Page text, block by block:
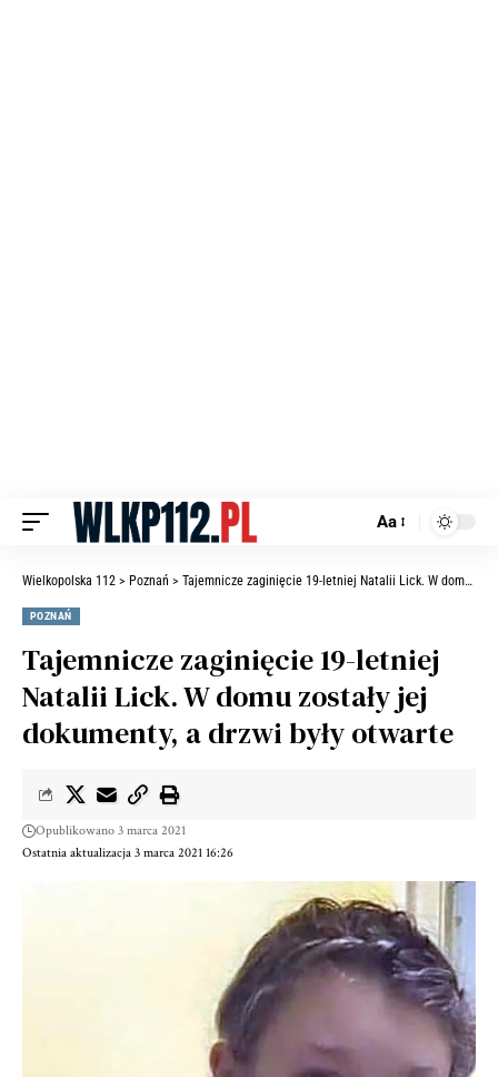
Aa
Wielkopolska 112 > Poznań > Tajemnicze zaginięcie 19-letniej Natalii Lick. W domu zostały jej dokumenty, a drzwi były otwarte
POZNAŃ
Tajemnicze zaginięcie 19-letniej
Natalii Lick. W domu zostały jej
dokumenty, a drzwi były otwarte
Ostatnia aktualizacja 3 marca 2021 16:26
Opublikowano 3 marca 2021